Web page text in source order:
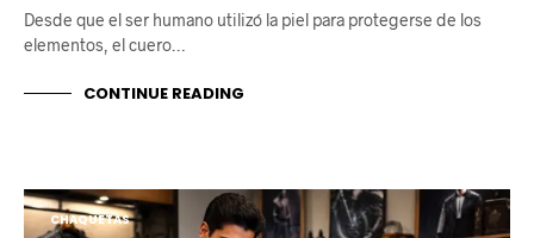
Desde que el ser humano utilizó la piel para protegerse de los
elementos, el cuero…
CONTINUE READING
CHAQUETAS